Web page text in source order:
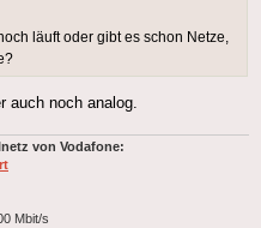
läuft oder gibt es schon Netze,
auch noch analog.
von Vodafone:
Mbit/s